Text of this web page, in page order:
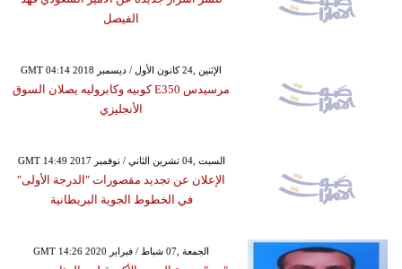
الفيصل
GMT 04:14 2018 الإثنين ,24 كانون الأول / ديسمبر
مرسيدس E350 كوبيه وكابروليه يصلان السوق
الأنجليزي
GMT 14:49 2017 السبت ,04 تشرين الثاني / نوفمبر
الإعلان عن تجديد مقصورات "الدرجة الأولى"
في الخطوط الجوية البريطانية
GMT 14:26 2020 الجمعة ,07 شباط / فبراير